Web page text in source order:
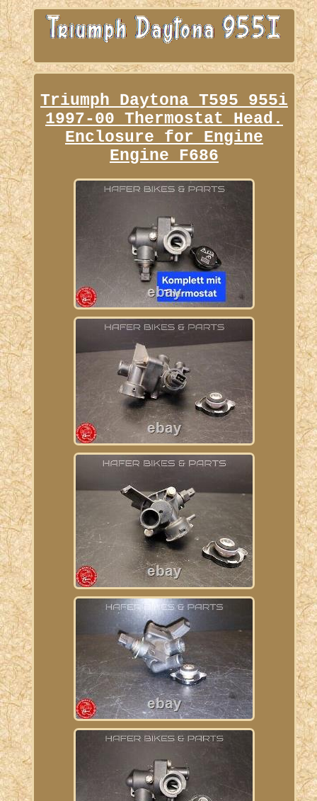
Triumph Daytona T595 955i
1997-00 Thermostat Head.
Enclosure for Engine
Engine F686